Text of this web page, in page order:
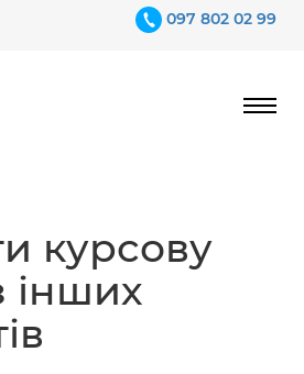
097 802 02 99
курсову
інших